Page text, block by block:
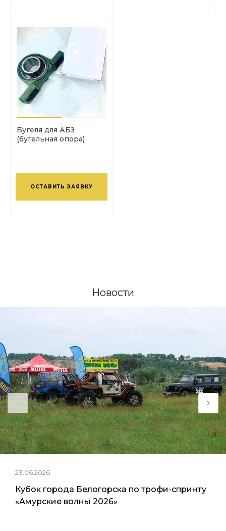
Бугеля для АБЗ
(бугельная опора)
ОСТАВИТЬ ЗАЯВКУ
Новости
23.06.2026
Кубок города Белогорска по трофи-спринту
«Амурские волны 2026»